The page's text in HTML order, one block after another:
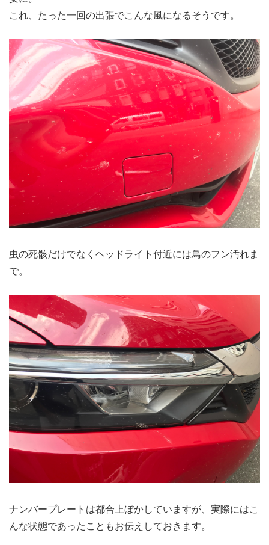
これ、たった一回の出張でこんな風になるそうです。
虫の死骸だけでなくヘッドライト付近には鳥のフン汚れま
で。
ナンバープレートは都合上ぼかしていますが、実際にはこ
んな状態であったこともお伝えしておきます。